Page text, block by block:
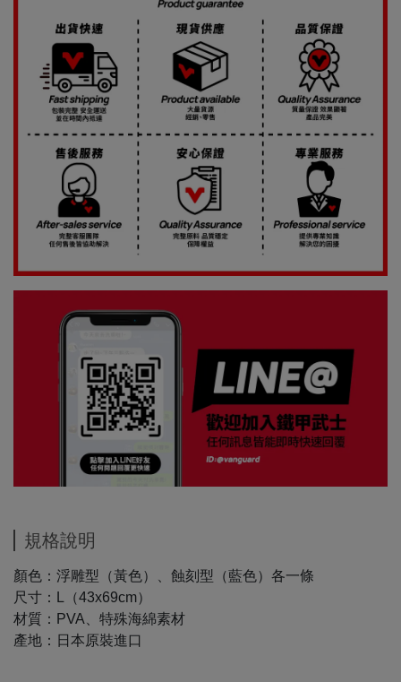
規格說明
顏色：浮雕型（黃色）、蝕刻型（藍色）各一條
尺寸：L（43x69cm）
材質：PVA、特殊海綿素材
產地：日本原裝進口